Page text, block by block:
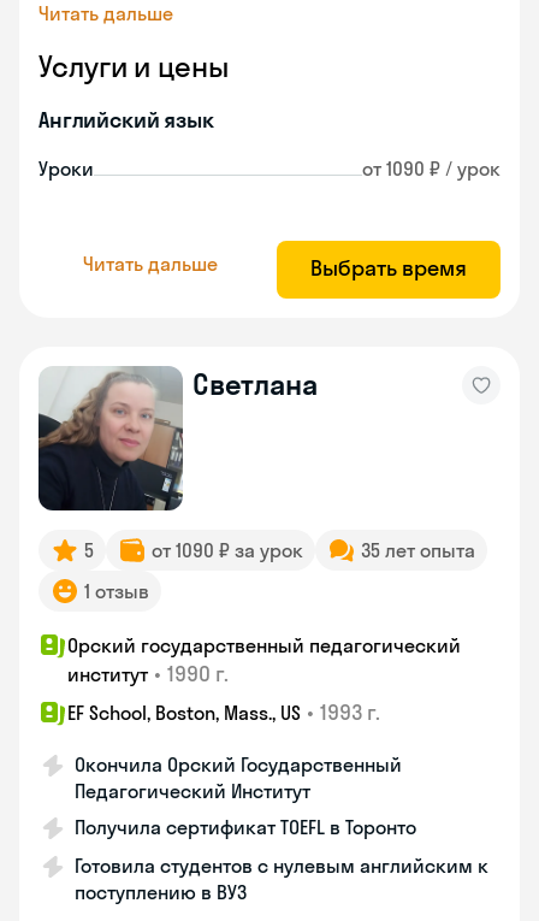
Читать дальше
Услуги и цены
Английский язык
Уроки от 1090 ₽ / урок
Читать дальше Выбрать время
Светлана
5 от 1090 ₽ за урок
35 лет опыта
1 отзыв
Орский государственный педагогический
институт • 1990 г.
EF School, Boston, Mass., US • 1993 г.
Окончила Орский Государственный
Педагогический Институт
Получила сертификат TOEFL в Торонто
Готовила студентов с нулевым английским к
поступлению в ВУЗ